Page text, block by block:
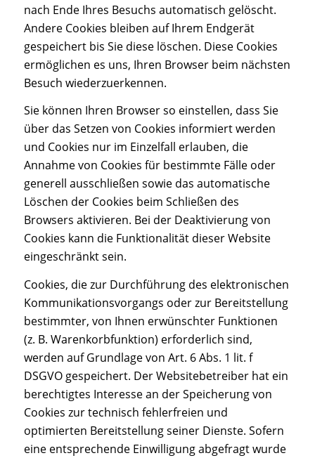
nach Ende Ihres Besuchs automatisch gelöscht.
Andere Cookies bleiben auf Ihrem Endgerät
gespeichert bis Sie diese löschen. Diese Cookies
ermöglichen es uns, Ihren Browser beim nächsten
Besuch wiederzuerkennen.
Sie können Ihren Browser so einstellen, dass Sie
über das Setzen von Cookies informiert werden
und Cookies nur im Einzelfall erlauben, die
Annahme von Cookies für bestimmte Fälle oder
generell ausschließen sowie das automatische
Löschen der Cookies beim Schließen des
Browsers aktivieren. Bei der Deaktivierung von
Cookies kann die Funktionalität dieser Website
eingeschränkt sein.
Cookies, die zur Durchführung des elektronischen
Kommunikationsvorgangs oder zur Bereitstellung
bestimmter, von Ihnen erwünschter Funktionen
(z. B. Warenkorbfunktion) erforderlich sind,
werden auf Grundlage von Art. 6 Abs. 1 lit. f
DSGVO gespeichert. Der Websitebetreiber hat ein
berechtigtes Interesse an der Speicherung von
Cookies zur technisch fehlerfreien und
optimierten Bereitstellung seiner Dienste. Sofern
eine entsprechende Einwilligung abgefragt wurde